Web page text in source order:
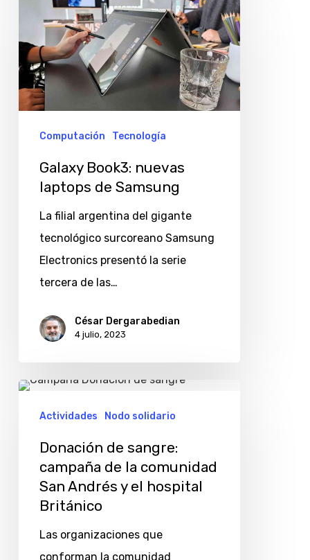
Book3:
nuevas
laptops
de
Samsung
Computación Tecnología
Galaxy Book3: nuevas
laptops de Samsung
La filial argentina del gigante
tecnológico surcoreano Samsung
Electronics presentó la serie
tercera de las…
César Dergarabedian
4 julio, 2023
Donación
campaña
Actividades Nodo solidario
Donación de sangre:
campaña de la comunidad
San Andrés y el hospital
Británico
Las organizaciones que
conforman la comunidad